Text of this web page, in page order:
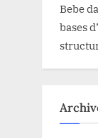
Bebe
bases